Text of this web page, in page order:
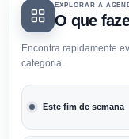
EXPLORAR A
O que
Encontra rapidamente
categoria.
Este fim de semana